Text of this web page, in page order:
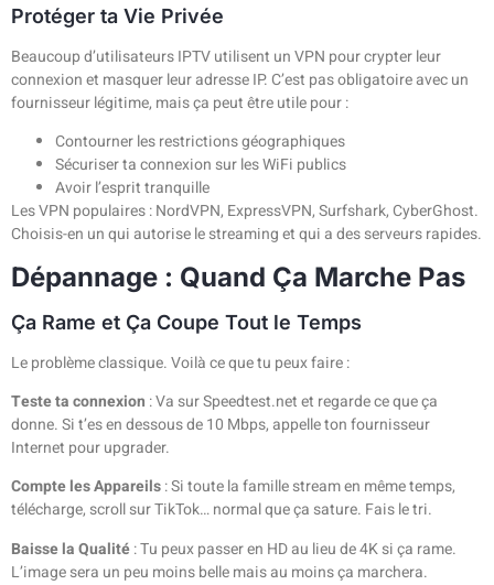
Protéger ta Vie Privée
Beaucoup d’utilisateurs IPTV utilisent un VPN pour crypter leur
connexion et masquer leur adresse IP. C’est pas obligatoire avec un
fournisseur légitime, mais ça peut être utile pour :
Contourner les restrictions géographiques
Sécuriser ta connexion sur les WiFi publics
Avoir l’esprit tranquille
Les VPN populaires : NordVPN, ExpressVPN, Surfshark, CyberGhost.
Choisis-en un qui autorise le streaming et qui a des serveurs rapides.
Dépannage : Quand Ça Marche Pas
Ça Rame et Ça Coupe Tout le Temps
Le problème classique. Voilà ce que tu peux faire :
Teste ta connexion : Va sur Speedtest.net et regarde ce que ça
donne. Si t’es en dessous de 10 Mbps, appelle ton fournisseur
Internet pour upgrader.
Compte les Appareils: Si toute la famille stream en même temps,
télécharge, scroll sur TikTok… normal que ça sature. Fais le tri.
Baisse la Qualité: Tu peux passer en HD au lieu de 4K si ça rame.
L’image sera un peu moins belle mais au moins ça marchera.